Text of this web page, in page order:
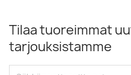
Tilaa tuoreimmat
tarjouksistamme